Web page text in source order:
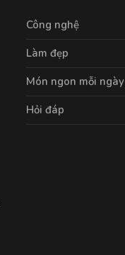
Công nghệ
Làm đẹp
Món ngon mỗi ngày
Hỏi đáp